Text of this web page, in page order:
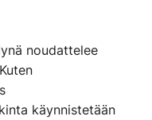
noudattelee
käynnistetään